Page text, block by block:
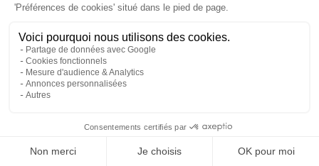
Mercedes Sprinter : le 4×4 est-il
vraiment indispensable ?
ESSAIS